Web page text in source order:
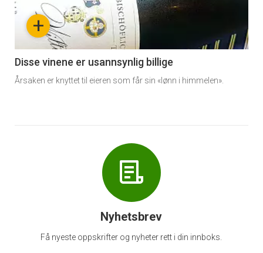
nå
6
+
Disse vinene er usannsynlig billige
Årsaken er knyttet til eieren som får sin «lønn i himmelen».
Nyhetsbrev
Få nyeste oppskrifter og nyheter rett i din innboks.